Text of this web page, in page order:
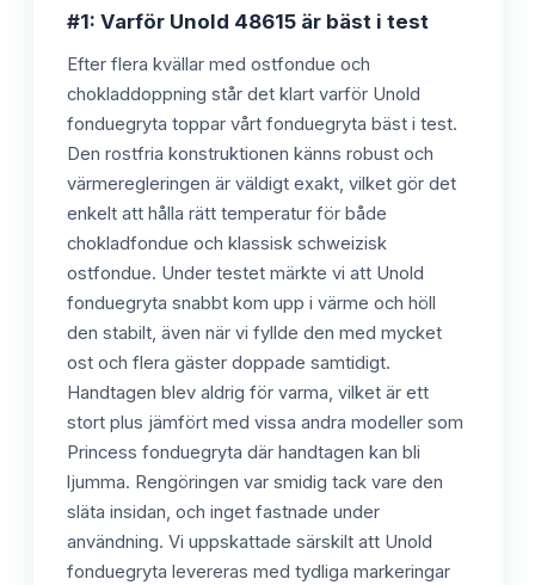
#1: Varför Unold 48615 är bäst i test
Efter flera kvällar med ostfondue och
chokladdoppning står det klart varför Unold
fonduegryta toppar vårt fonduegryta bäst i test.
Den rostfria konstruktionen känns robust och
värmeregleringen är väldigt exakt, vilket gör det
enkelt att hålla rätt temperatur för både
chokladfondue och klassisk schweizisk
ostfondue. Under testet märkte vi att Unold
fonduegryta snabbt kom upp i värme och höll
den stabilt, även när vi fyllde den med mycket
ost och flera gäster doppade samtidigt.
Handtagen blev aldrig för varma, vilket är ett
stort plus jämfört med vissa andra modeller som
Princess fonduegryta där handtagen kan bli
ljumma. Rengöringen var smidig tack vare den
släta insidan, och inget fastnade under
användning. Vi uppskattade särskilt att Unold
fonduegryta levereras med tydliga markeringar